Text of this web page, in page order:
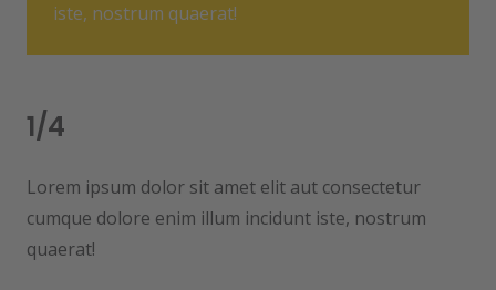
iste, nostrum quaerat!
1/4
Lorem ipsum dolor sit amet elit aut consectetur
cumque dolore enim illum incidunt iste, nostrum
quaerat!